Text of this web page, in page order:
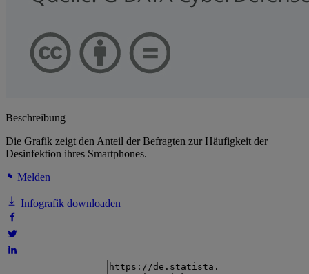
Beschreibung
Die Grafik zeigt den Anteil der Befragten zur Häufigkeit der
Desinfektion ihres Smartphones.
Melden
Infografik downloaden